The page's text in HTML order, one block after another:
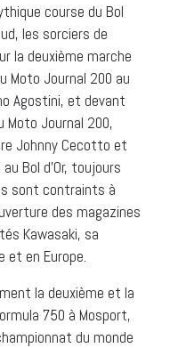
course du Bol
les sorciers de
la deuxième marche
Moto Journal 200 au
Agostini, et devant
Moto Journal 200,
Johnny Cecotto et
Bol d’Or, toujours
sont contraints à
des magazines
Kawasaki, sa
en Europe.
la deuxième et la
750 à Mosport,
du monde